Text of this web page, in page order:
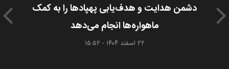
دشمن هدایت و هدف‌یابی پهپادها را به کمک
ماهواره‌ها انجام می‌دهد
۲۲ اسفند ۱۴۰۴ - ۱۵:۵۲